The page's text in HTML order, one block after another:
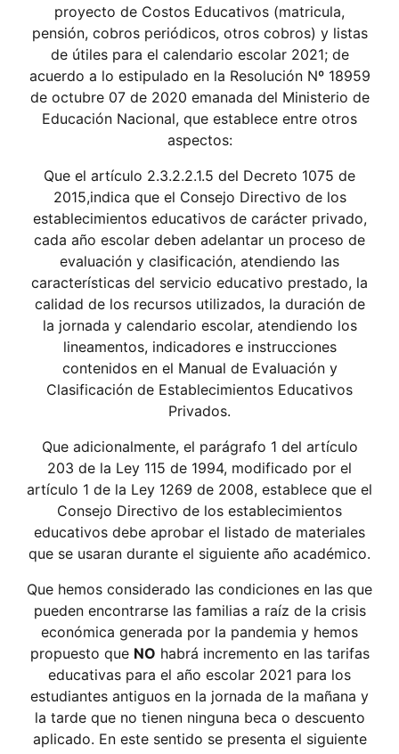
proyecto de Costos Educativos (matricula,
pensión, cobros periódicos, otros cobros) y listas
de útiles para el calendario escolar 2021; de
acuerdo a lo estipulado en la Resolución Nº 18959
de octubre 07 de 2020 emanada del Ministerio de
Educación Nacional, que establece entre otros
aspectos:
Que el artículo 2.3.2.2.1.5 del Decreto 1075 de
2015,indica que el Consejo Directivo de los
establecimientos educativos de carácter privado,
cada año escolar deben adelantar un proceso de
evaluación y clasificación, atendiendo las
características del servicio educativo prestado, la
calidad de los recursos utilizados, la duración de
la jornada y calendario escolar, atendiendo los
lineamentos, indicadores e instrucciones
contenidos en el Manual de Evaluación y
Clasificación de Establecimientos Educativos
Privados.
Que adicionalmente, el parágrafo 1 del artículo
203 de la Ley 115 de 1994, modificado por el
artículo 1 de la Ley 1269 de 2008, establece que el
Consejo Directivo de los establecimientos
educativos debe aprobar el listado de materiales
que se usaran durante el siguiente año académico.
Que hemos considerado las condiciones en las que
pueden encontrarse las familias a raíz de la crisis
económica generada por la pandemia y hemos
propuesto que NO habrá incremento en las tarifas
educativas para el año escolar 2021 para los
estudiantes antiguos en la jornada de la mañana y
la tarde que no tienen ninguna beca o descuento
aplicado. En este sentido se presenta el siguiente